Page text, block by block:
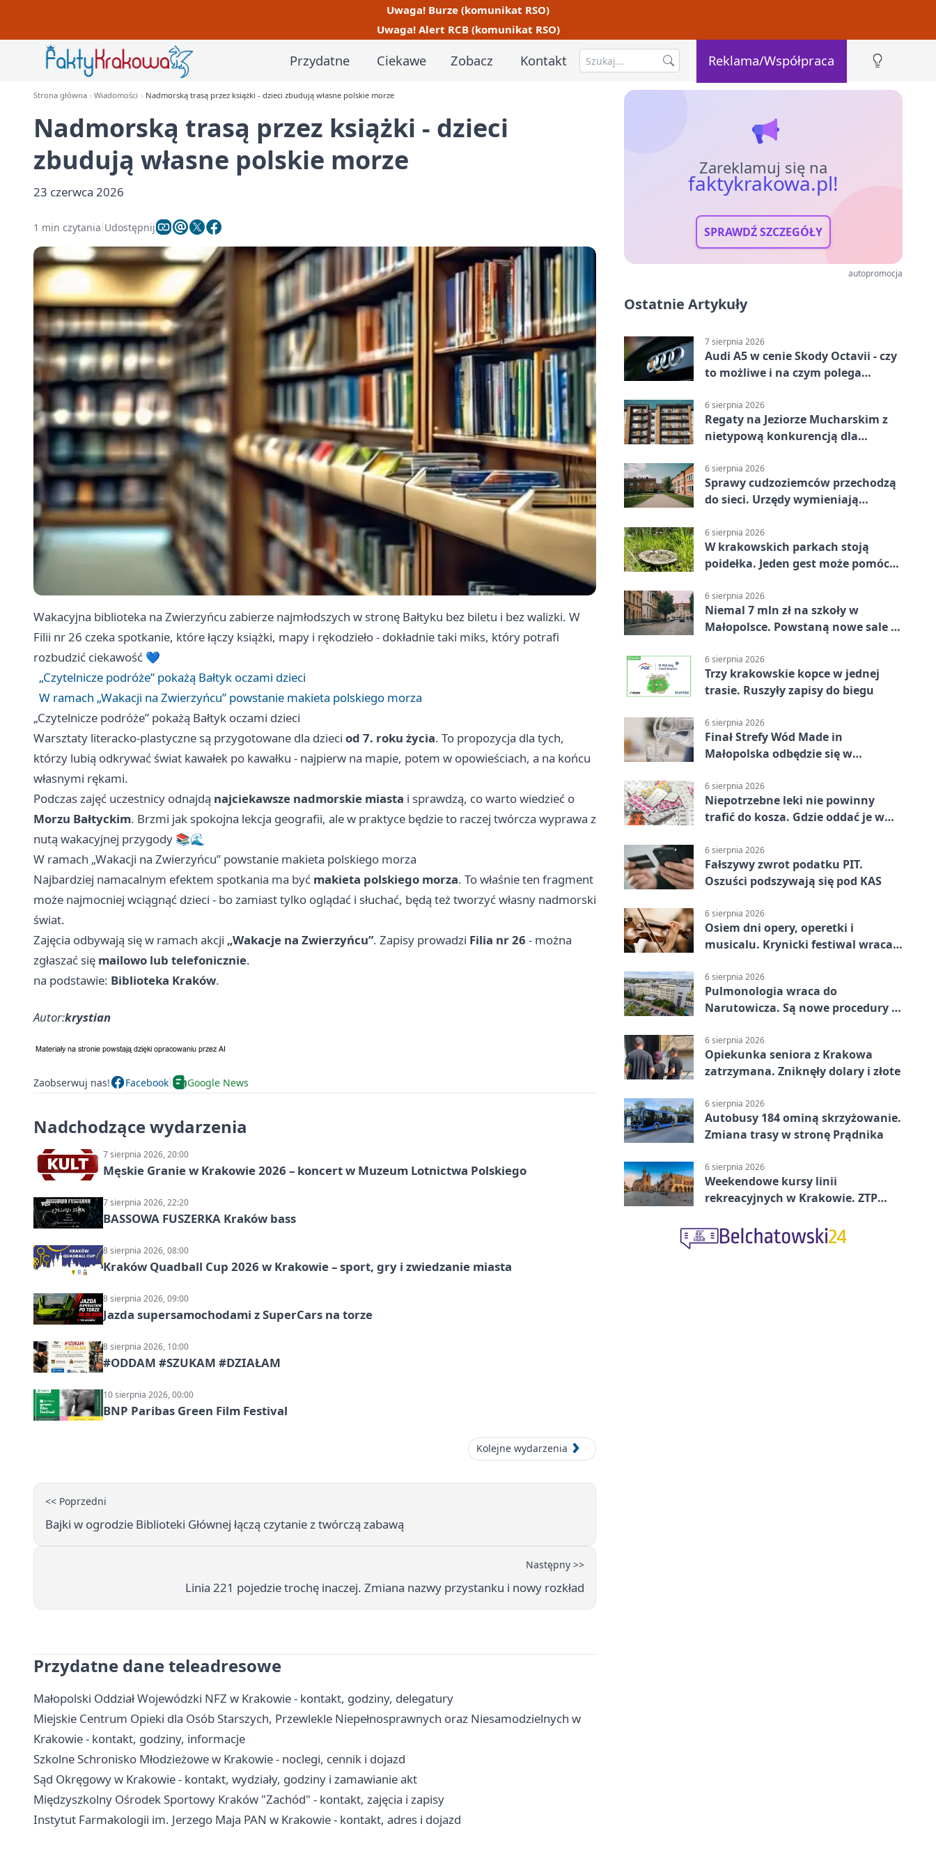
Uwaga! Burze (komunikat RSO)
Uwaga! Alert RCB (komunikat RSO)
Przydatne Ciekawe Zobacz Kontakt Reklama/Współpraca
Strona główna Wiadomości Nadmorską trasą przez książki - dzieci zbudują własne polskie morze
Nadmorską trasą przez książki - dzieci
zbudują własne polskie morze
23 czerwca 2026
1 min czytania Udostępnij
Wakacyjna biblioteka na Zwierzyńcu zabierze najmłodszych w stronę Bałtyku bez biletu i bez walizki. W
Filii nr 26 czeka spotkanie, które łączy książki, mapy i rękodzieło - dokładnie taki miks, który potrafi
rozbudzić ciekawość 💙
„Czytelnicze podróże” pokażą Bałtyk oczami dzieci
W ramach „Wakacji na Zwierzyńcu” powstanie makieta polskiego morza
„Czytelnicze podróże” pokażą Bałtyk oczami dzieci
Warsztaty literacko-plastyczne są przygotowane dla dzieci od 7. roku życia. To propozycja dla tych,
którzy lubią odkrywać świat kawałek po kawałku - najpierw na mapie, potem w opowieściach, a na końcu
własnymi rękami.
Podczas zajęć uczestnicy odnajdą najciekawsze nadmorskie miasta i sprawdzą, co warto wiedzieć o
Morzu Bałtyckim. Brzmi jak spokojna lekcja geografii, ale w praktyce będzie to raczej twórcza wyprawa z
nutą wakacyjnej przygody 📚🌊
W ramach „Wakacji na Zwierzyńcu” powstanie makieta polskiego morza
Najbardziej namacalnym efektem spotkania ma być makieta polskiego morza. To właśnie ten fragment
może najmocniej wciągnąć dzieci - bo zamiast tylko oglądać i słuchać, będą też tworzyć własny nadmorski
świat.
Zajęcia odbywają się w ramach akcji „Wakacje na Zwierzyńcu”. Zapisy prowadzi Filia nr 26 - można
zgłaszać się mailowo lub telefonicznie.
na podstawie: Biblioteka Kraków.
Autor:krystian
Zaobserwuj nas! Facebook Google News
Nadchodzące wydarzenia
7 sierpnia 2026, 20:00
Męskie Granie w Krakowie 2026 – koncert w Muzeum Lotnictwa Polskiego
7 sierpnia 2026, 22:20
BASSOWA FUSZERKA Kraków bass
8 sierpnia 2026, 08:00
Kraków Quadball Cup 2026 w Krakowie – sport, gry i zwiedzanie miasta
8 sierpnia 2026, 09:00
Jazda supersamochodami z SuperCars na torze
8 sierpnia 2026, 10:00
#ODDAM #SZUKAM #DZIAŁAM
10 sierpnia 2026, 00:00
BNP Paribas Green Film Festival
Kolejne wydarzenia
<< Poprzedni
Bajki w ogrodzie Biblioteki Głównej łączą czytanie z twórczą zabawą
Następny >>
Linia 221 pojedzie trochę inaczej. Zmiana nazwy przystanku i nowy rozkład
Przydatne dane teleadresowe
Małopolski Oddział Wojewódzki NFZ w Krakowie - kontakt, godziny, delegatury
Miejskie Centrum Opieki dla Osób Starszych, Przewlekle Niepełnosprawnych oraz Niesamodzielnych w
Krakowie - kontakt, godziny, informacje
Szkolne Schronisko Młodzieżowe w Krakowie - noclegi, cennik i dojazd
Sąd Okręgowy w Krakowie - kontakt, wydziały, godziny i zamawianie akt
Międzyszkolny Ośrodek Sportowy Kraków "Zachód" - kontakt, zajęcia i zapisy
Instytut Farmakologii im. Jerzego Maja PAN w Krakowie - kontakt, adres i dojazd
Zareklamuj się na
faktykrakowa.pl!
SPRAWDŹ SZCZEGÓŁY
autopromocja
Ostatnie Artykuły
7 sierpnia 2026
Audi A5 w cenie Skody Octavii - czy
to możliwe i na czym polega
6 sierpnia 2026
Regaty na Jeziorze Mucharskim z
nietypową konkurencją dla
6 sierpnia 2026
Sprawy cudzoziemców przechodzą
do sieci. Urzędy wymieniają
6 sierpnia 2026
W krakowskich parkach stoją
poidełka. Jeden gest może pomóc
6 sierpnia 2026
Niemal 7 mln zł na szkoły w
Małopolsce. Powstaną nowe sale i
6 sierpnia 2026
Trzy krakowskie kopce w jednej
trasie. Ruszyły zapisy do biegu
6 sierpnia 2026
Finał Strefy Wód Made in
Małopolska odbędzie się w
6 sierpnia 2026
Niepotrzebne leki nie powinny
trafić do kosza. Gdzie oddać je w
6 sierpnia 2026
Fałszywy zwrot podatku PIT.
Oszuści podszywają się pod KAS
6 sierpnia 2026
Osiem dni opery, operetki i
musicalu. Krynicki festiwal wraca z
6 sierpnia 2026
Pulmonologia wraca do
Narutowicza. Są nowe procedury i
6 sierpnia 2026
Opiekunka seniora z Krakowa
zatrzymana. Zniknęły dolary i złote
6 sierpnia 2026
Autobusy 184 ominą skrzyżowanie.
Zmiana trasy w stronę Prądnika
6 sierpnia 2026
Weekendowe kursy linii
rekreacyjnych w Krakowie. ZTP